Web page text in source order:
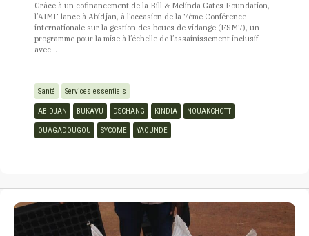
Grâce à un cofinancement de la Bill & Melinda Gates Foundation,
l’AIMF lance à Abidjan, à l’occasion de la 7ème Conférence
internationale sur la gestion des boues de vidange (FSM7), un
programme pour la mise à l’échelle de l’assainissement inclusif
avec...
Santé Services essentiels
ABIDJAN BUKAVU DSCHANG KINDIA NOUAKCHOTT
OUAGADOUGOU SYCOME YAOUNDE